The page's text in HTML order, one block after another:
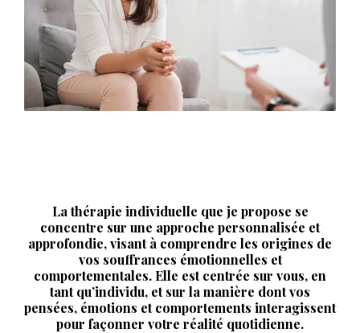
Lathérapie individuelle que je propose se
concentre sur une approche personnalisée et
approfondie, visant à comprendre les origines de
vos souffrances émotionnelles et
comportementales. Elle est centrée sur vous, en
tant qu’individu, et sur la manière dont vos
pensées, émotions et comportements interagissent
pour façonner votre réalité quotidienne.